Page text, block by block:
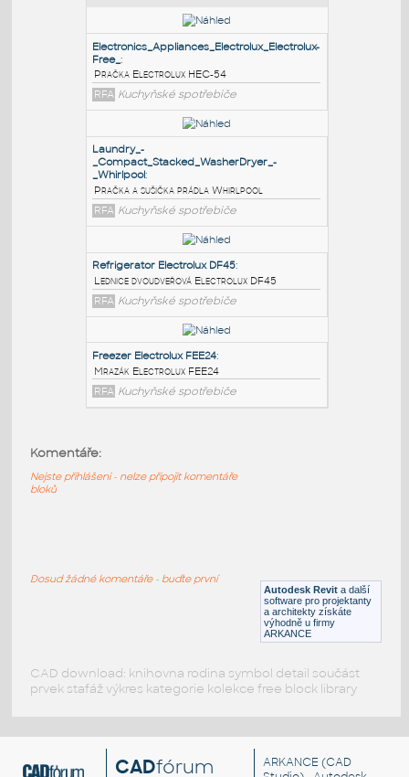
PODOBNÉ BLOKY
Electronics_Appliances_Electrolux_Electrolux-
Free_
Pračka Electrolux HEC-54
RFA Kuchyňské spotřebiče
_Compact_Stacked_WasherDryer_-
_Whirlpool:
Pračka a sušička prádla Whirlpool
RFA Kuchyňské spotřebiče
Lednice dvoudveřová Electrolux DF45
Freezer Electrolux FEE24
Mrazák Electrolux FEE24
Kuchyňské spotřebiče
Autodesk Revit a další
software pro projektanty
a architekty získáte
výhodně u firmy
ARKANCE
Komentáře:
Nejste přihlášeni - nelze připojit komentáře
bloků
Dosud žádné komentáře - buďte první
CAD download: knihovna rodina symbol detail součást
prvek stafáž výkres kategorie kolekce free block library
CADfórum ARKANCE (CAD